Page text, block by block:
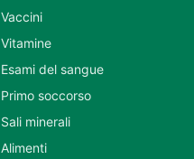
Vaccini
Vitamine
Esami del sangue
Primo soccorso
Sali minerali
Alimenti